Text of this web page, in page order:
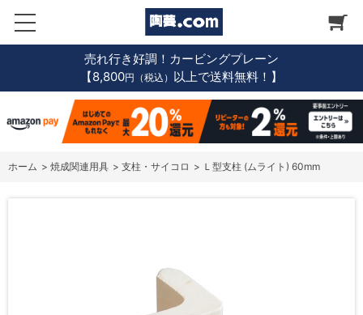
売れ行き好調！カービングプレーン
【8,800円（税込） 以上で送料無料！】
ホーム > 焼成関連用具 > 支柱・サイコロ > Ｌ型支柱 (ムライト) 60mm